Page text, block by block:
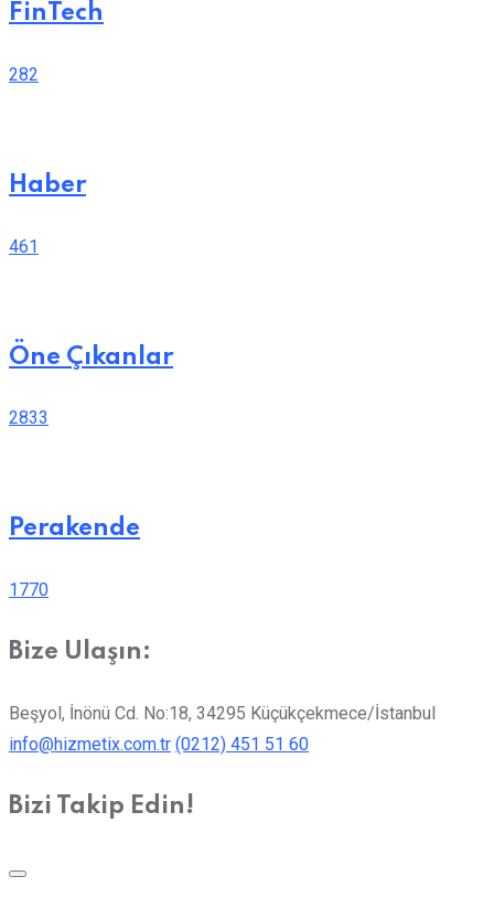
FinTech
282
Haber
461
Öne Çıkanlar
2833
Perakende
1770
Bize Ulaşın:
Beşyol, İnönü Cd. No:18, 34295 Küçükçekmece/İstanbul
info@hizmetix.com.tr (0212) 451 51 60
Bizi Takip Edin!